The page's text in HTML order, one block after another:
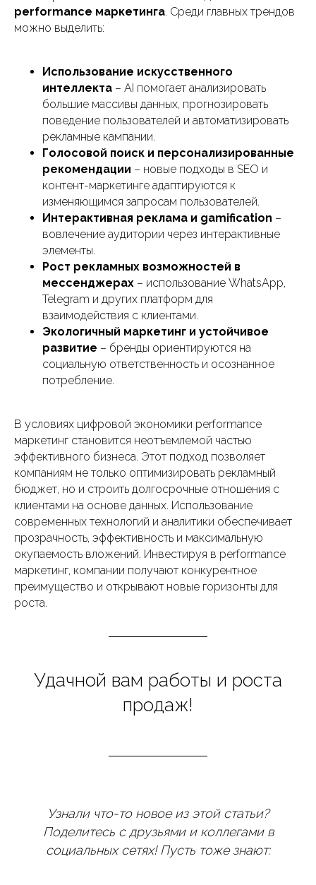
performance маркетинга. Среди главных трендов
можно выделить:
Использование искусственного
интеллекта – AI помогает анализировать
большие массивы данных, прогнозировать
поведение пользователей и автоматизировать
рекламные кампании.
Голосовой поиск и персонализированные
рекомендации – новые подходы в SEO и
контент-маркетинге адаптируются к
изменяющимся запросам пользователей.
Интерактивная реклама и gamification –
вовлечение аудитории через интерактивные
элементы.
Рост рекламных возможностей в
мессенджерах – использование WhatsApp,
Telegram и других платформ для
взаимодействия с клиентами.
Экологичный маркетинг и устойчивое
развитие – бренды ориентируются на
социальную ответственность и осознанное
потребление.
В условиях цифровой экономики performance
маркетинг становится неотъемлемой частью
эффективного бизнеса. Этот подход позволяет
компаниям не только оптимизировать рекламный
бюджет, но и строить долгосрочные отношения с
клиентами на основе данных. Использование
современных технологий и аналитики обеспечивает
прозрачность, эффективность и максимальную
окупаемость вложений. Инвестируя в performance
маркетинг, компании получают конкурентное
преимущество и открывают новые горизонты для
роста.
Удачной вам работы и роста
продаж!
Узнали что-то новое из этой статьи?
Поделитесь с друзьями и коллегами в
социальных сетях! Пусть тоже знают: